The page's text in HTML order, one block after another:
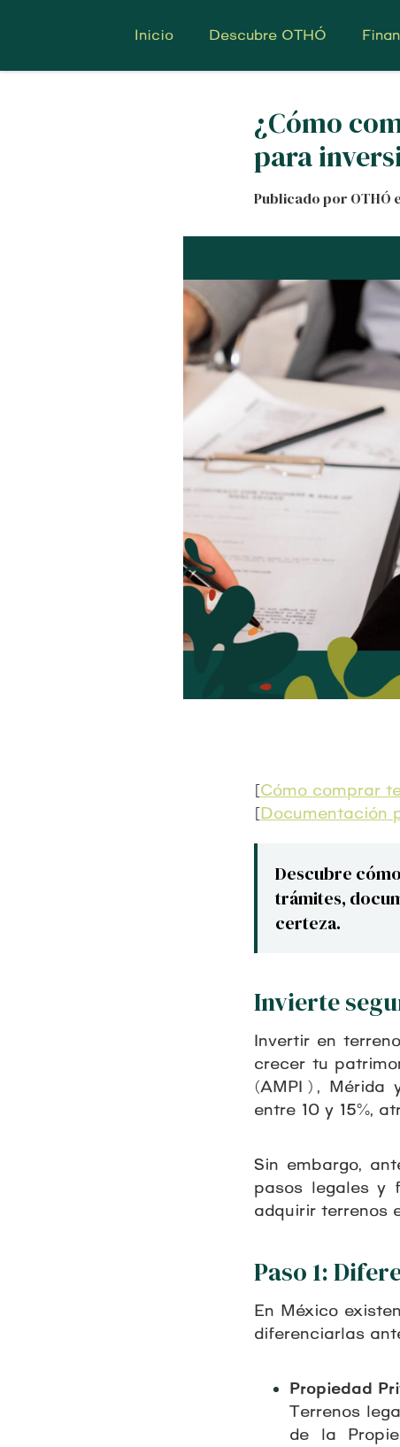
Inicio Descubre OTHÓ
¿Cómo
para
Publicado por OTHÓ
[Cómo comprar
[Documentación
Descubre
trámites,
certeza.
Invierte
Invertir en
crecer tu
(AMPI) , Mérida
entre 10 y 15%,
Sin embargo,
pasos legales y
adquirir terrenos
Paso 1:
En México
diferenciarlas
Propiedad
Terrenos
de la